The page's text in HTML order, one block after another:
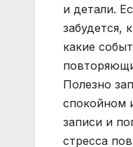
и детали.
забудется,
какие
Полезно
спокойном
записи и
стресса